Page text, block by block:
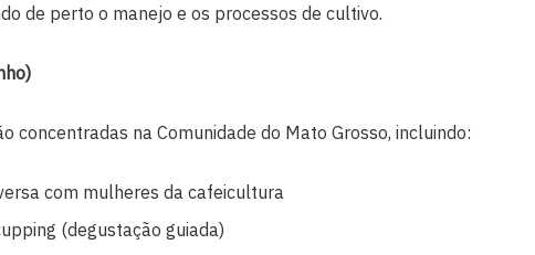
de perto o manejo e os processos de cultivo.
concentradas na Comunidade do Mato Grosso, incluindo:
com mulheres da cafeicultura
(degustação guiada)